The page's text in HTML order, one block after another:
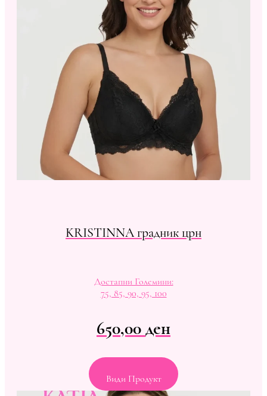
KRISTINNA градник црн
Достапни Големини:
75, 85, 90, 95, 100
650,00ден
Види Продукт